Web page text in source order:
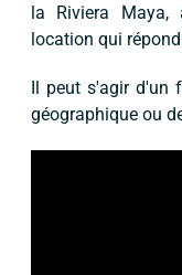
la Riviera
location qui
Il peut s'agir
géographique ou